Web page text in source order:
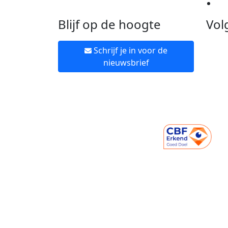
Blijf op de hoogte
Schrijf je in voor de
nieuwsbrief